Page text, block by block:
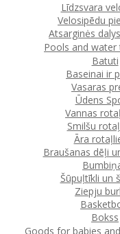
Līdzsvara
Velosipēdu
Atsarginės
Pools and water
Batuti
Baseinai ir
Vasaras
Ūdens
Vannas
Smilšu
Āra
Braušanas dēļi
Šūpuļtīkli un
Ziepju
Bokss
Goods for babies